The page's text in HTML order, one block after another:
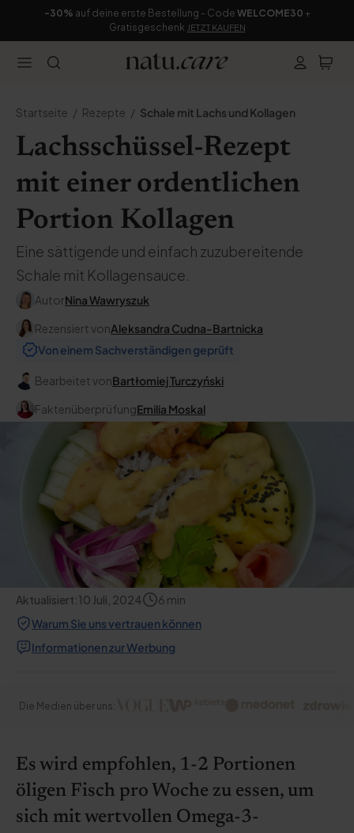
-30% auf deine erste Bestellung - Code WELCOME30 +
Gratisgeschenk JETZT KAUFEN
Startseite Rezepte Schale mit Lachs und Kollagen
Lachsschüssel-Rezept
mit einer ordentlichen
Portion Kollagen
Eine sättigende und einfach zuzubereitende
Schale mit Kollagensauce.
AutorNina Wawryszuk
Rezensiert vonAleksandra Cudna-Bartnicka
Von einem Sachverständigen geprüft
Bearbeitet vonBartłomiej Turczyński
FaktenüberprüfungEmilia Moskal
Aktualisiert:10 Juli, 2024 6 min
Warum Sie uns vertrauen können
Informationen zur Werbung
Die Medien über uns:
Es wird empfohlen, 1-2 Portionen
öligen Fisch pro Woche zu essen, um
sich mit wertvollen Omega-3-